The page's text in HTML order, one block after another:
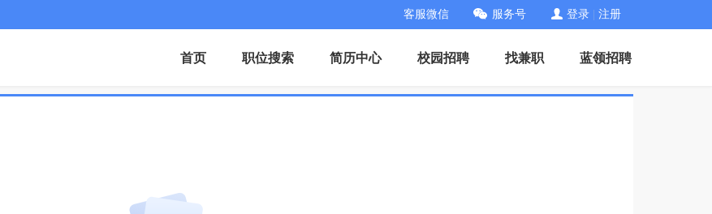
客服微信 服务号 登录 注册
首页 职位搜索 简历中心 校园招聘 找兼职 蓝领招聘